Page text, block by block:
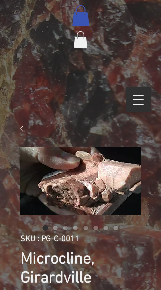
SKU : PG-C-0011
Microcline,
Girardville